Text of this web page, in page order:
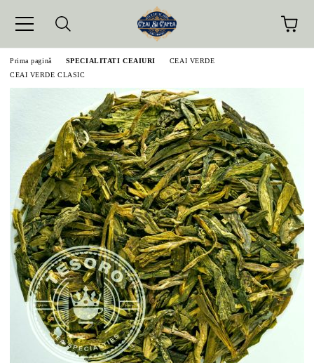
Prima pagină SPECIALITATI CEAIURI
CEAI VERDE
CEAI VERDE CLASIC